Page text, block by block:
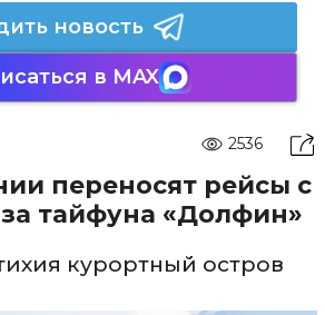
новость
в MAX
2536
переносят рейсы с
тайфуна «Долфин»
курортный остров